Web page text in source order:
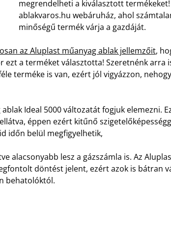
megrendelheti a kiválasztott termékeket!
ablakvaros.hu webáruház, ahol
minőségű termék várja a gazdáját.
az Aluplast műanyag ablak jellemzőit,
a terméket választotta! Szeretnénk arra
terméke is van, ezért jól vigyázzon, nehogy
Ideal 5000 változatát fogjuk elemezni.
éppen ezért kitűnő
időn belül megfigyelhetik,
alacsonyabb lesz a gázszámla is. Az
döntést jelent, ezért azok is bátran
behatolóktól.